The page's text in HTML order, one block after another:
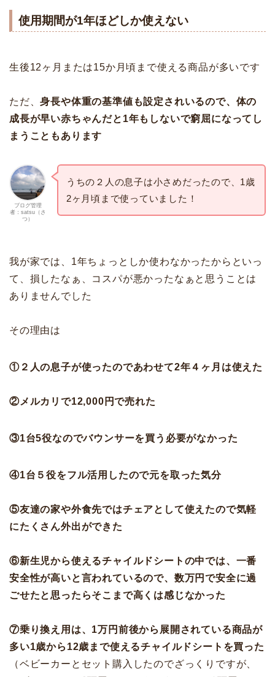
使用期間が1年ほどしか使えない
生後12ヶ月または15か月頃まで使える商品が多いです
ただ、身長や体重の基準値も設定されいるので、体の
成長が早い赤ちゃんだと1年もしないで窮屈になってし
まうこともあります
ブログ管理
者：satsu（さ
つ）
うちの２人の息子は小さめだったので、1歳
2ヶ月頃まで使っていました！
我が家では、1年ちょっとしか使わなかったからといっ
て、損したなぁ、コスパが悪かったなぁと思うことは
ありませんでした
その理由は
①２人の息子が使ったのであわせて2年４ヶ月は使えた
②メルカリで12,000円で売れた
③1台5役なのでバウンサーを買う必要がなかった
④1台５役をフル活用したので元を取った気分
⑤友達の家や外食先ではチェアとして使えたので気軽
にたくさん外出ができた
⑥新生児から使えるチャイルドシートの中では、一番
安全性が高いと言われているので、数万円で安全に過
ごせたと思ったらそこまで高くは感じなかった
⑦乗り換え用は、1万円前後から展開されている商品が
多い1歳から12歳まで使えるチャイルドシートを買った
（ベビーカーとセット購入したのでざっくりですが、